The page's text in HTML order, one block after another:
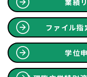
ファイル
学位